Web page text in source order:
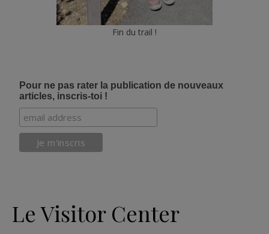
Fin du trail !
Pour ne pas rater la publication de nouveaux
articles, inscris-toi !
Le Visitor Center